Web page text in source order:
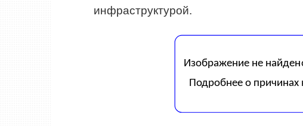
инфраструктурой.